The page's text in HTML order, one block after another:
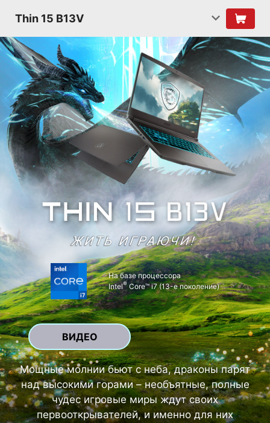
Thin 15 B13V
На базе процессора
Intel® Core™ i7 (13-е поколение)
ВИДЕО
Мощные молнии бьют с неба, драконы парят
над высокими горами – необъятные, полные
чудес игровые миры ждут своих
первооткрывателей, и именно для них